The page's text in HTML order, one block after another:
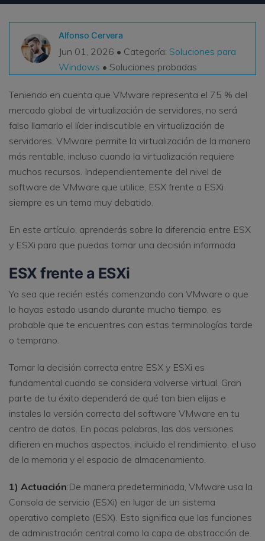
Recoverit Gratis
Recupera datos perdidos/eliminados gratis
Pruébalo Gratis
Otros Productos
Repairit - Reparar Datos
UBackit - Respaldar Datos
search
Alfonso Cervera
Jun 01, 2026 • Categoría: Soluciones para
Windows • Soluciones probadas
Teniendo en cuenta que VMware representa el 75 % del
mercado global de virtualización de servidores, no será
falso llamarlo el líder indiscutible en virtualización de
servidores. VMware permite la virtualización de la manera
más rentable, incluso cuando la virtualización requiere
muchos recursos. Independientemente del nivel de
software de VMware que utilice, ESX frente a ESXi
siempre es un tema muy debatido.
En este artículo, aprenderás sobre la diferencia entre ESX
y ESXi para que puedas tomar una decisión informada.
ESX frente a ESXi
Ya sea que recién estés comenzando con VMware o que
lo hayas estado usando durante mucho tiempo, es
probable que te encuentres con estas terminologías tarde
o temprano.
Tomar la decisión correcta entre ESX y ESXi es
fundamental cuando se considera volverse virtual. Gran
parte de tu éxito dependerá de qué tan bien elijas e
instales la versión correcta del software VMware en tu
centro de datos. En pocas palabras, las dos versiones
difieren en muchos aspectos, incluido el rendimiento, el uso
de la memoria y el espacio de almacenamiento.
1) Actuación:De manera predeterminada, VMware usa la
Consola de servicio (ESXi) en lugar de un sistema
operativo completo (ESX). Esto significa que las funciones
de administración central como la capa de abstracción de